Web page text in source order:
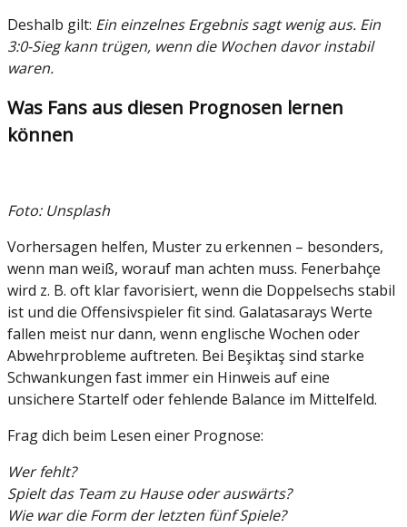
Deshalb gilt: Ein einzelnes Ergebnis sagt wenig aus. Ein
3:0-Sieg kann trügen, wenn die Wochen davor instabil
waren.
Was Fans aus diesen Prognosen lernen
können
Foto: Unsplash
Vorhersagen helfen, Muster zu erkennen – besonders,
wenn man weiß, worauf man achten muss. Fenerbahçe
wird z. B. oft klar favorisiert, wenn die Doppelsechs stabil
ist und die Offensivspieler fit sind. Galatasarays Werte
fallen meist nur dann, wenn englische Wochen oder
Abwehrprobleme auftreten. Bei Beşiktaş sind starke
Schwankungen fast immer ein Hinweis auf eine
unsichere Startelf oder fehlende Balance im Mittelfeld.
Frag dich beim Lesen einer Prognose:
Wer fehlt?
Spielt das Team zu Hause oder auswärts?
Wie war die Form der letzten fünf Spiele?